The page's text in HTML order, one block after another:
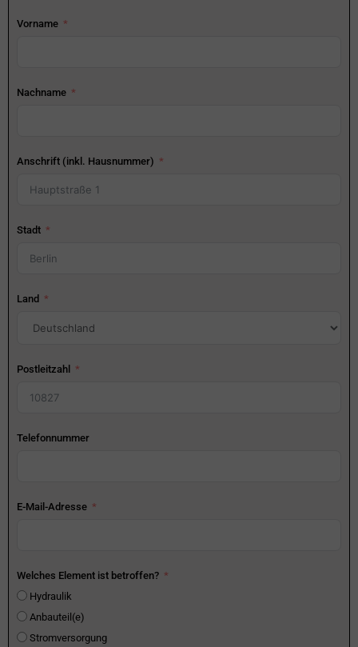
Vorname
Nachname
Anschrift (inkl. Hausnummer)
Stadt
Land
Postleitzahl
Telefonnummer
E-Mail-Adresse
Welches Element ist betroffen?
Hydraulik
Anbauteil(e)
Stromversorgung